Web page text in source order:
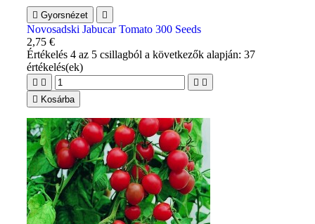
 Gyorsnézet 
Novosadski Jabucar Tomato 300 Seeds
2,75 €
Értékelés4 az 5 csillagból a következők alapján:37
értékelés(ek)
   
 Kosárba